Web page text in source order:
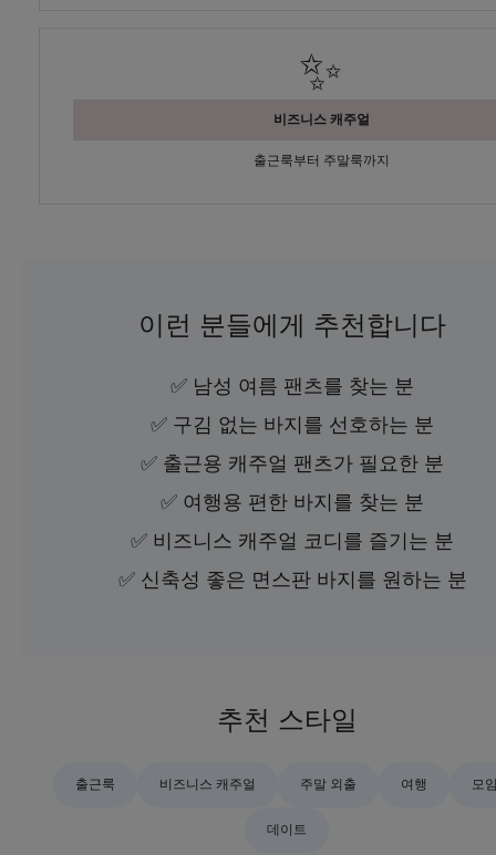
✨
비즈니스 캐주얼
출근룩부터 주말룩까지
이런 분들에게 추천합니다
✅ 남성 여름 팬츠를 찾는 분
✅ 구김 없는 바지를 선호하는 분
✅ 출근용 캐주얼 팬츠가 필요한 분
✅ 여행용 편한 바지를 찾는 분
✅ 비즈니스 캐주얼 코디를 즐기는 분
✅ 신축성 좋은 면스판 바지를 원하는 분
추천 스타일
출근룩 비즈니스 캐주얼 주말 외출 여행 모
데이트